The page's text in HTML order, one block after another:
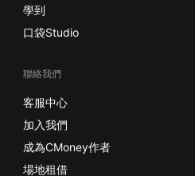
學到
口袋Studio
聯絡我們
客服中心
加入我們
成為CMoney作者
場地租借